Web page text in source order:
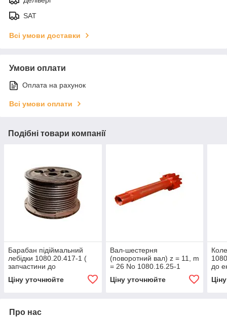
SAT
Всі умови доставки
Умови оплати
Оплата на рахунок
Всі умови оплати
Подібні товари компанії
Барабан підіймальний
лебідки 1080.20.417-1 (
запчастини до
ЕКГ-4,6 ЕКГ-5А)
Ціну уточнюйте
Вал-шестерня
(поворотний вал) z = 11, m
= 26 No 1080.16.25-1
екскаваторів ЕКГ-4,6,
Ціну уточнюйте
до
Про нас